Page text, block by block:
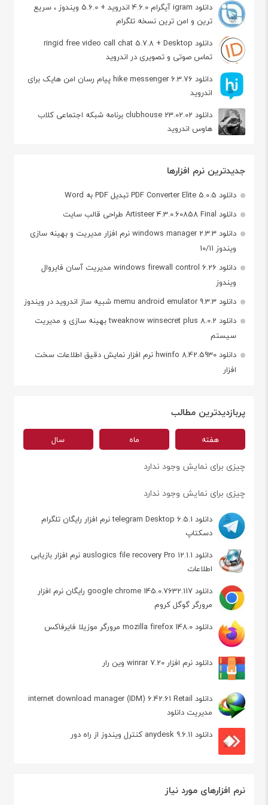
دانلود igram آیگرام 4.6.0 اندروید + 5.6.0 ویندوز ، سریع
ترین و امن ترین نسخه تلگرام
دانلود ringid free video call chat 5.7.8 + Desktop
تماس صوتی و تصویری در اندروید
دانلود hike messenger 6.3.76 پیام‌ رسان‌ امن هایک برای
اندروید
دانلود clubhouse 23.02.02 برنامه شبکه اجتماعی کلاب
هاوس اندروید
جدیدترین نرم افزارها
دانلود PDF Converter Elite 5.0.5 تبدیل PDF به Word
دانلود Artisteer 4.3.0.60858 Final طراحی قالب سایت
دانلود windows manager 2.3.3 نرم افزار مدیریت و بهینه سازی
ویندوز 10/11
دانلود windows firewall control 6.26 مدیریت آسان فایروال
ویندوز
دانلود memu android emulator 9.3.3 شبیه ساز اندروید در ویندوز
دانلود tweaknow winsecret plus 8.0.2 بهینه سازی و مدیریت
سیستم
دانلود hwinfo 8.42.5930 نرم افزار نمایش دقیق اطلاعات سخت
افزار
پربازدیدترین مطالب
هفته ماه سال
چیزی برای نمایش وجود ندارد
چیزی برای نمایش وجود ندارد
دانلود telegram Desktop 6.5.1 نرم افزار رایگان تلگرام
دسکتاپ
دانلود auslogics file recovery Pro 12.1.1 نرم افزار بازیابی
اطلاعات
دانلود google chrome 145.0.7632.117 رایگان نرم افزار
مرورگر گوگل کروم
دانلود mozilla firefox 148.0 مرورگر موزیلا فایرفاکس
دانلود نرم افزار winrar 7.20 وین رار
دانلود internet download manager (IDM) 6.42.61 Retail
مدیریت دانلود
دانلود anydesk 9.6.11 کنترل ویندوز از راه دور
نرم افزارهای مورد نیاز